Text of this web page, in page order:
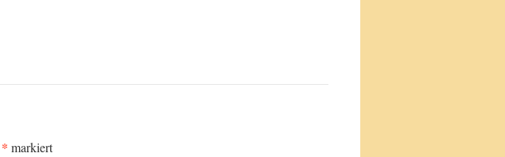
* markiert